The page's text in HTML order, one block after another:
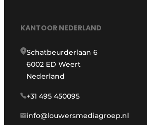
KANTOOR NEDERLAND
Schatbeurderlaan 6
6002 ED Weert
Nederland
+31 495 450095
info@louwersmediagroep.nl